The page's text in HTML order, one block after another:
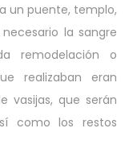
un puente, templo,
la sangre
remodelación o
realizaban eran
vasijas, que serán
como los restos